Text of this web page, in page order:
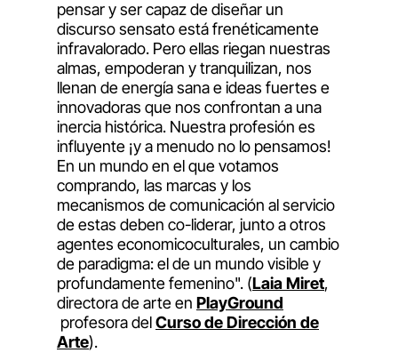
pensar y ser capaz de diseñar un
discurso sensato está frenéticamente
infravalorado. Pero ellas riegan nuestras
almas, empoderan y tranquilizan, nos
llenan de energía sana e ideas fuertes e
innovadoras que nos confrontan a una
inercia histórica. Nuestra profesión es
influyente ¡y a menudo no lo pensamos!
En un mundo en el que votamos
comprando, las marcas y los
mecanismos de comunicación al servicio
de estas deben co-liderar, junto a otros
agentes economicoculturales, un cambio
de paradigma: el de un mundo visible y
profundamente femenino". (Laia Miret,
directora de arte en PlayGround
profesora delCurso de Dirección de
Arte).